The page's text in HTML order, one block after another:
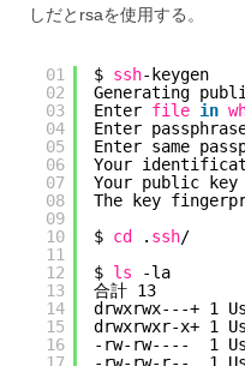
しだとrsaを使用する。
01
02
03
04
05
06
07
08
09
10
11
12
13
14
15
16
$ ssh-keygen
Generating
Enter file in
Enter
Enter same
Your
Your public key
The key
$ cd . ssh/
$ ls
-la
合計 13
drwxrwx---+ 1
drwxrwxr-x+ 1
-rw-rw----  1